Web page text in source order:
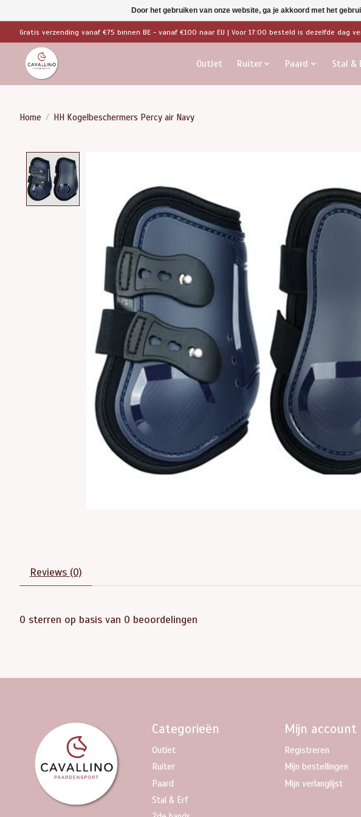
Gratis verzending vanaf €75 binnen BE - vanaf €100 naar EU | Voor 17:00 besteld is dezelfde dag
Outlet Ruiter Paard Stal &
Home / HH Kogelbeschermers Percy air Navy
Reviews (0)
0 sterren op basis van 0 beoordelingen
Categorieën
Outlet
Ruiter
Paard
Stal & Erf
Mijn account
Registreren
Mijn bestellingen
Mijn verlanglijst
Door het gebruiken van onze website, ga je akkoord met het